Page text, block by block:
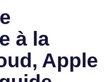
à la
Apple